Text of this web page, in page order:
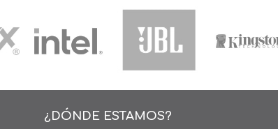
¿DÓNDE ESTAMOS?